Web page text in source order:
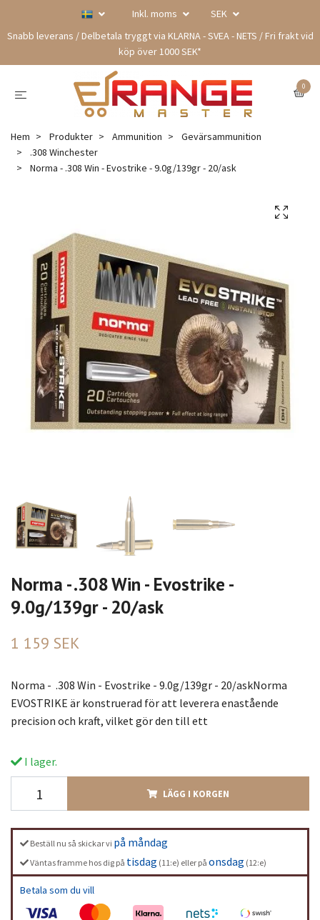
Inkl. moms
SEK
Snabb leverans / Delbetala tryggt via KLARNA - SVEA - NETS / Fri frakt vid
köp över 1000 SEK*
0
Hem Produkter Ammunition
Gevärsammunition
.308 Winchester
Norma - .308 Win - Evostrike - 9.0g/139gr - 20/ask
Norma - .308 Win - Evostrike -
9.0g/139gr - 20/ask
1 159 SEK
Norma - .308 Win - Evostrike - 9.0g/139gr - 20/askNorma
EVOSTRIKE är konstruerad för att leverera enastående
precision och kraft, vilket gör den till ett
I lager.
LÄGG I KORGEN
Beställ nu så skickar vi på måndag
Väntas framme hos dig på tisdag (11:e) eller på onsdag (12:e)
Betala som du vill